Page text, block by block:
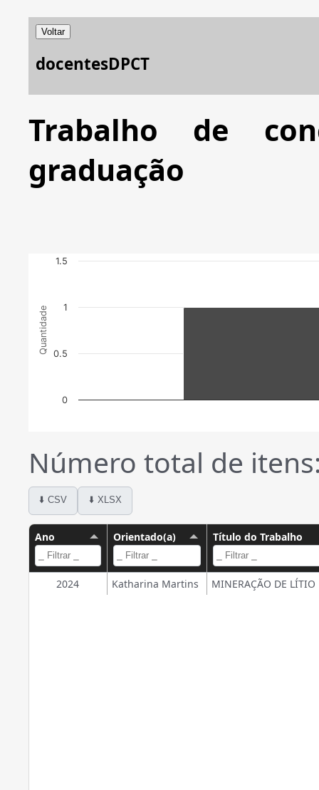
Voltar
docentesDPCT
Trabalho de
graduação
Quantidade
0
0.5
1
1.5
Número total de
⬇️ CSV ⬇️ XLSX
Ano Orientado(a) Título do Trabalho
2024 Katharina Martins